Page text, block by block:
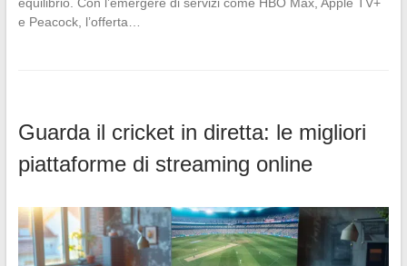
e Peacock, l’offerta…
Guarda il cricket in diretta: le migliori
piattaforme di streaming online